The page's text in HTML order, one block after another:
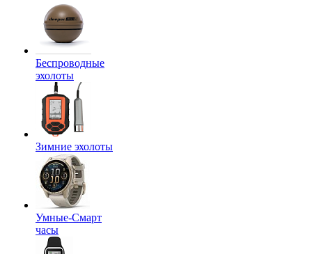
Беспроводные
эхолоты
Зимние эхолоты
Умные-Смарт
часы